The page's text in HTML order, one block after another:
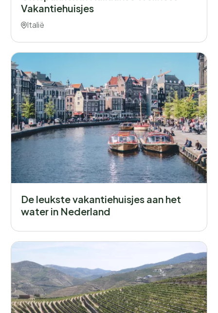
Vakantiehuisjes
Italië
De leukste vakantiehuisjes aan het
water in Nederland